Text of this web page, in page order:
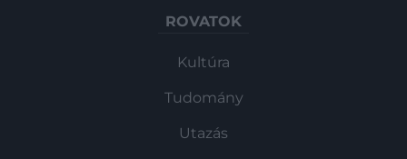
ROVATOK
Kultúra
Tudomány
Utazás